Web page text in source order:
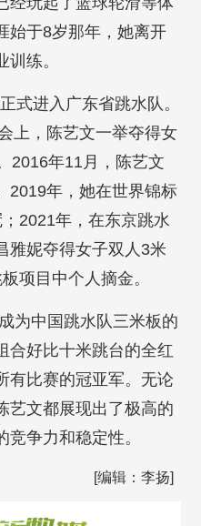
始于8岁那年，她离开
练。
式进入广东省跳水队。
上，陈艺文一举夺得女
2016年11月，陈艺文
2019年，她在世界锦标
2021年，在东京跳水
雅妮夺得女子双人3米
项目中个人摘金。
为中国跳水队三米板的
合好比十米跳台的全红
有比赛的冠亚军。无论
艺文都展现出了极高的
争力和稳定性。
[编辑：李扬]